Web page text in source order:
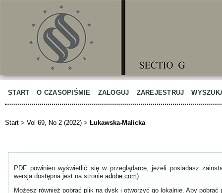
START O CZASOPIŚMIE ZALOGUJ ZAREJESTRUJ
Start > Vol 69, No 2 (2022) > Łukawska-Malicka
PDF powinien wyświetlić się w przeglądarce, jeżeli posiadasz
wersja dostępna jest na stronie adobe.com).
Możesz również pobrać plik na dysk i otworzyć go lokalnie. Aby